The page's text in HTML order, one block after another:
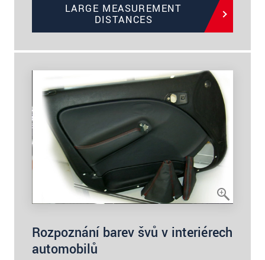
LARGE MEASUREMENT
DISTANCES
Rozpoznání barev švů v interiérech
automobilů